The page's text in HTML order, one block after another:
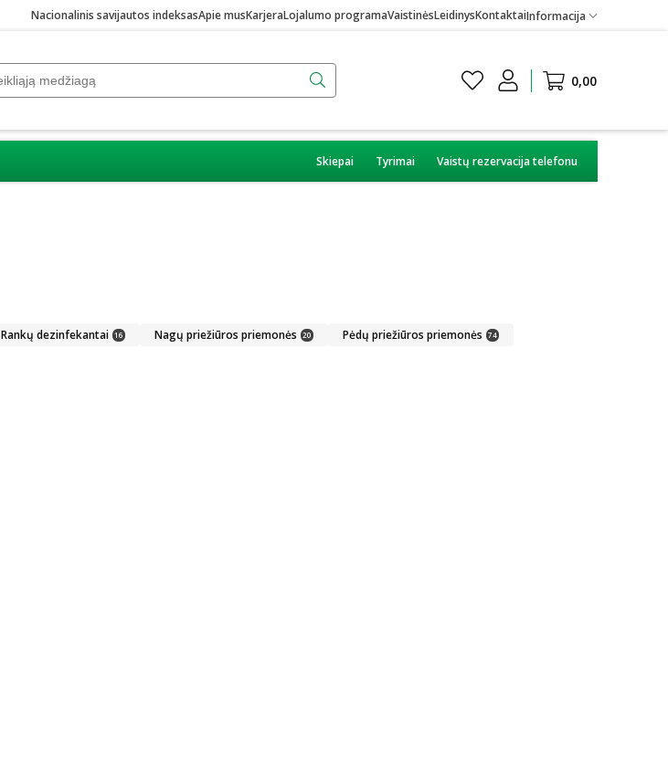
Nacionalinis savijautos indeksasApie musKarjeraLojalumo programaVaistinėsLeidinysKontaktaiInformacija
0,00
Skiepai Tyrimai Vaistų rezervacija telefonu
Rankų dezinfekantai 16 Nagų priežiūros priemonės 20 Pėdų priežiūros priemonės 74